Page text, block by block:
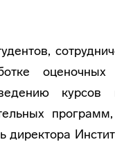
директора